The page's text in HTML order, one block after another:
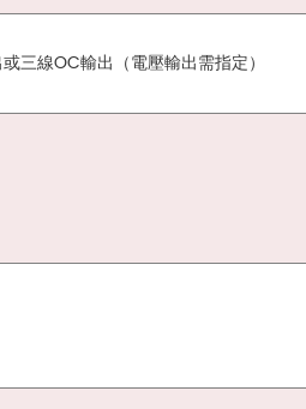
三線OC輸出（電壓輸出需指定）